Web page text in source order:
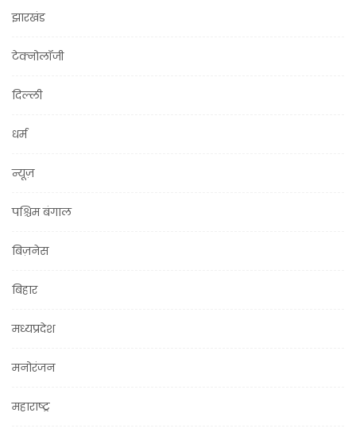
झारखंड
टेक्नोलॉजी
दिल्ली
धर्म
न्यूज़
पश्चिम बंगाल
बिज़नेस
बिहार
मध्यप्रदेश
मनोरंजन
महाराष्ट्र